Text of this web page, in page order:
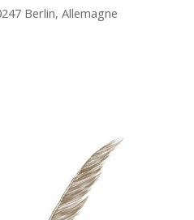
Berlin, Allemagne